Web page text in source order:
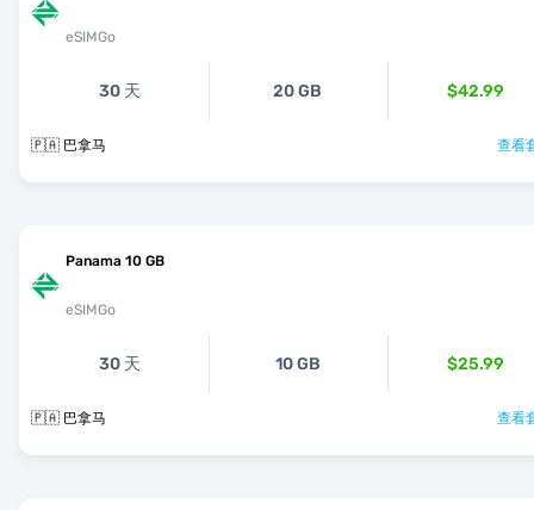
eSIMGo
30 天 20 GB $42.99
🇵🇦 巴拿马 查看
Panama 10 GB
eSIMGo
30 天 10 GB $25.99
🇵🇦 巴拿马 查看